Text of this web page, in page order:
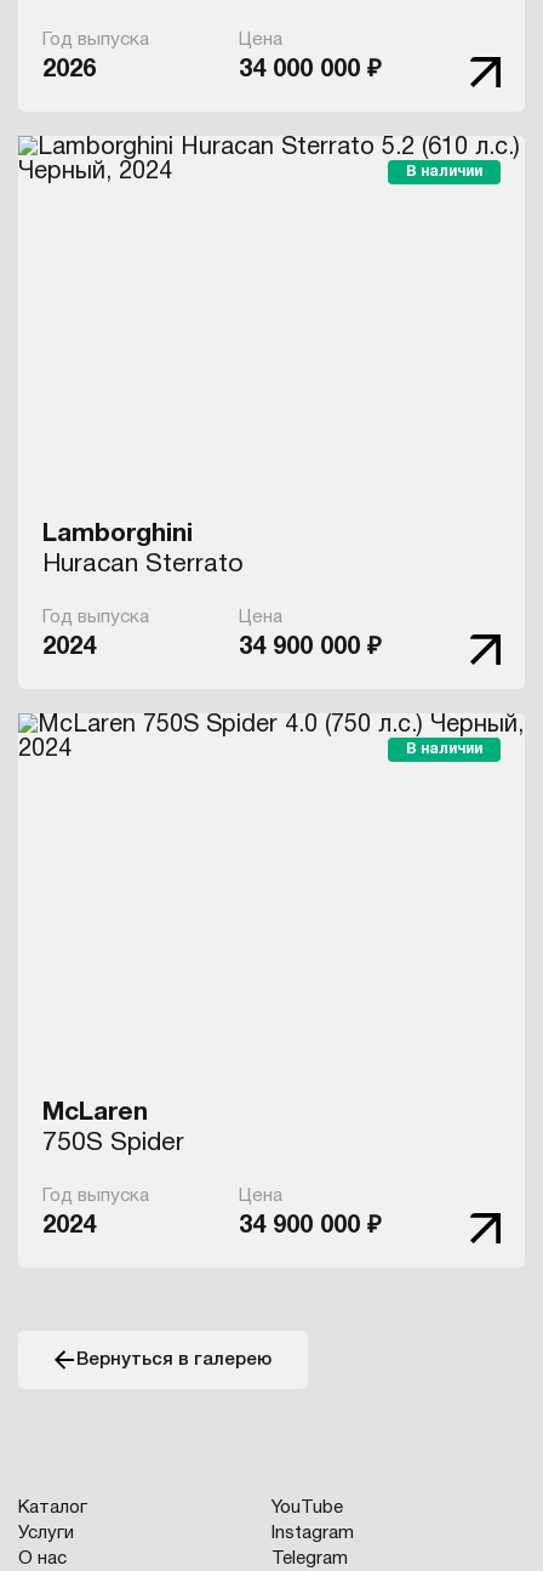
Год выпуска
2026
Цена
34 000 000 ₽
В наличии
Lamborghini
Huracan Sterrato
Год выпуска
2024
Цена
34 900 000 ₽
В наличии
McLaren
750S Spider
Год выпуска
2024
Цена
34 900 000 ₽
Вернуться в галерею
Каталог
Услуги
О нас
YouTube
Instagram
Telegram